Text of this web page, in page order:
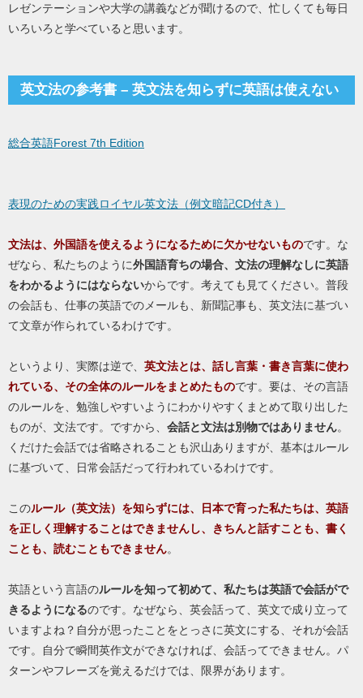
レゼンテーションや大学の講義などが聞けるので、忙しくても毎日
いろいろと学べていると思います。
英文法の参考書 – 英文法を知らずに英語は使えない
総合英語Forest 7th Edition
表現のための実践ロイヤル英文法（例文暗記CD付き）
文法は、外国語を使えるようになるために欠かせないものです。な
ぜなら、私たちのように外国語育ちの場合、文法の理解なしに英語
をわかるようにはならないからです。考えても見てください。普段
の会話も、仕事の英語でのメールも、新聞記事も、英文法に基づい
て文章が作られているわけです。
というより、実際は逆で、 英文法とは、話し言葉・書き言葉に使わ
れている、その全体のルールをまとめたものです。要は、その言語
のルールを、勉強しやすいようにわかりやすくまとめて取り出した
ものが、文法です。ですから、 会話と文法は別物ではありません。
くだけた会話では省略されることも沢山ありますが、基本はルール
に基づいて、日常会話だって行われているわけです。
このルール（英文法）を知らずには、日本で育った私たちは、英語
を正しく理解することはできませんし、きちんと話すことも、書く
ことも、読むこともできません。
英語という言語のルールを知って初めて、私たちは英語で会話がで
きるようになるのです。なぜなら、英会話って、英文で成り立って
いますよね？自分が思ったことをとっさに英文にする、それが会話
です。自分で瞬間英作文ができなければ、会話ってできません。パ
ターンやフレーズを覚えるだけでは、限界があります。